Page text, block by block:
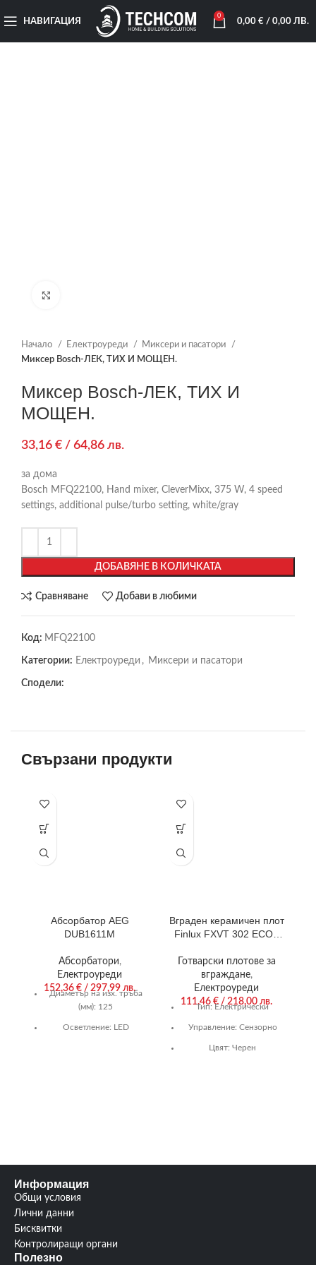
НАВИГАЦИЯ
0
0,00 €/ 0,00 ЛВ.
Начало Електроуреди
Миксери и пасатори
Миксер Bosch-ЛЕК, ТИХ И МОЩЕН.
Миксер Bosch-ЛЕК, ТИХ И
МОЩЕН.
33,16 € / 64,86 лв.
за дома
Bosch MFQ22100, Hand mixer, CleverMixx, 375 W, 4 speed
settings, additional pulse/turbo setting, white/gray
ДОБАВЯНЕ В КОЛИЧКАТА
Сравняване Добави в любими
Код: MFQ22100
Категории: Електроуреди , Миксери и пасатори
Сподели:
Свързани продукти
Абсорбатор AEG
DUB1611M
Абсорбатори,
Електроуреди
152,36 € / 297,99 лв.
Диаметър на изх. тръба
(мм): 125
Осветление: LED
Вграден керамичен плот
Finlux FXVT 302 ECO ,
Готварски плотове за
вграждане,
Електроуреди
111,46 €/ 218,00 лв.
Тип: Електрически
Управление: Сензорно
Цвят: Черен
Информация
Общи условия
Лични данни
Бисквитки
Контролиращи органи
Полезно